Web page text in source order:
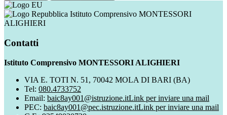
Istituto Comprensivo MONTESSORI
ALIGHIERI
Contatti
Istituto Comprensivo MONTESSORI ALIGHIERI
VIA E. TOTI N. 51, 70042 MOLA DI BARI (BA)
Tel: 080.4733752
Email: baic8ay001@istruzione.itLink per inviare una mail
PEC: baic8ay001@pec.istruzione.itLink per inviare una mail